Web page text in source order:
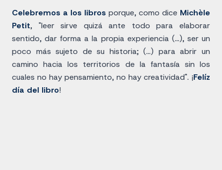
Celebremos a los libros porque, como dice Michèle
Petit, "leer sirve quizá ante todo para elaborar
sentido, dar forma a la propia experiencia (...), ser un
poco más sujeto de su historia; (...) para abrir un
camino hacia los territorios de la fantasía sin los
cuales no hay pensamiento, no hay creatividad". ¡Felíz
día del libro!